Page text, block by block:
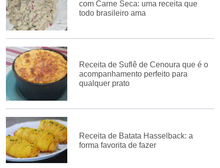
com Carne Seca: uma receita que
todo brasileiro ama
Receita de Suflê de Cenoura que é o
acompanhamento perfeito para
qualquer prato
Receita de Batata Hasselback: a
forma favorita de fazer